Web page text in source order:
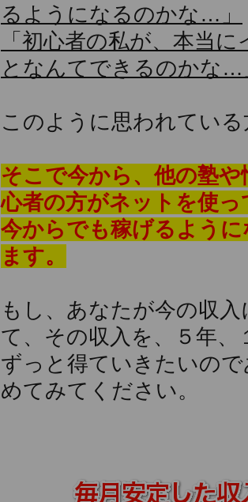
るようになるのかな…」
「初心者の私が、本当
となんてできるのかな…
このように思われてい
そこで今から、他の塾
心者の方がネットを使っ
今からでも稼げるように
ます。
もし、あなたが今の収
て、その収入を、５年、
ずっと得ていきたいの
めてみてください。